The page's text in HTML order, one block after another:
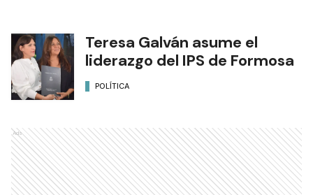
Teresa Galván asume el
liderazgo del IPS de Formosa
POLÍTICA
Ads